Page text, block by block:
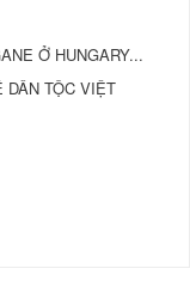
Ở HUNGARY...
DÂN TỘC VIỆT